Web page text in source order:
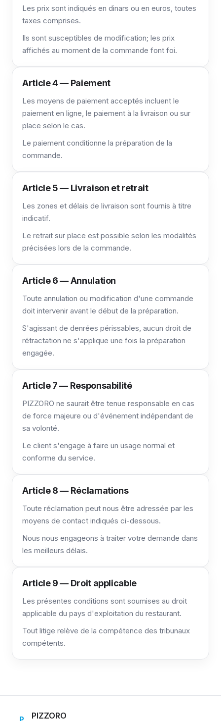
Les prix sont indiqués en dinars ou en euros, toutes
taxes comprises.
Ils sont susceptibles de modification; les prix
affichés au moment de la commande font foi.
Article 4 — Paiement
Les moyens de paiement acceptés incluent le
paiement en ligne, le paiement à la livraison ou sur
place selon le cas.
Le paiement conditionne la préparation de la
commande.
Article 5 — Livraison et retrait
Les zones et délais de livraison sont fournis à titre
indicatif.
Le retrait sur place est possible selon les modalités
précisées lors de la commande.
Article 6 — Annulation
Toute annulation ou modification d'une commande
doit intervenir avant le début de la préparation.
S'agissant de denrées périssables, aucun droit de
rétractation ne s'applique une fois la préparation
engagée.
Article 7 — Responsabilité
PIZZORO ne saurait être tenue responsable en cas
de force majeure ou d'événement indépendant de
sa volonté.
Le client s'engage à faire un usage normal et
conforme du service.
Article 8 — Réclamations
Toute réclamation peut nous être adressée par les
moyens de contact indiqués ci-dessous.
Nous nous engageons à traiter votre demande dans
les meilleurs délais.
Article 9 — Droit applicable
Les présentes conditions sont soumises au droit
applicable du pays d'exploitation du restaurant.
Tout litige relève de la compétence des tribunaux
compétents.
P PIZZORO